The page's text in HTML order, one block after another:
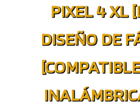
PIXEL 4 XL
DISEÑO DE